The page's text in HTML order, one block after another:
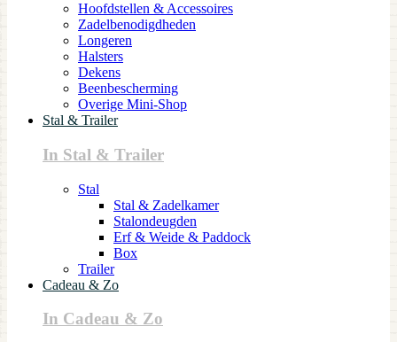
Hoofdstellen & Accessoires
Zadelbenodigdheden
Longeren
Halsters
Dekens
Beenbescherming
Overige Mini-Shop
Stal & Trailer
In Stal & Trailer
Stal
Stal & Zadelkamer
Stalondeugden
Erf & Weide & Paddock
Box
Trailer
Cadeau & Zo
In Cadeau & Zo